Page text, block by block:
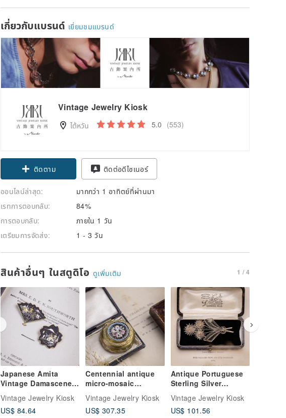
เกี่ยวกับแบรนด์ เยี่ยมชมแบรนด์
Vintage Jewelry Kiosk
ไต้หวัน 5.0 (553)
ติดตาม
ติดต่อดีไซเนอร์
ออนไลน์ล่าสุด:
มากกว่า 1 อาทิตย์ที่ผ่านมา
เรทการตอบกลับ:
84%
การตอบกลับ:
ภายใน 1 วัน
เตรียมการจัดส่ง:
1 - 3 วัน
สินค้าอื่นๆ ในสตูดิโอ ดูเพิ่มเติม 1 / 4
Japanese Amita
Vintage Damascene
Brooch with 24K
Gold/Sterling Silver
Inlay, featuring
Vintage Jewelry Kiosk
US$ 84.64
Centennial antique
micro-mosaic
traditional craft white
pink flower bush
Bronze small
Vintage Jewelry Kiosk
US$ 307.35
Antique Portuguese
Sterling Silver
Handmade Filigree
Daisy Bouquet
Brooch Pin
Vintage Jewelry Kiosk
US$ 101.56